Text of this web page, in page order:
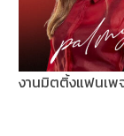
งานมิตติ้งแฟนเพ